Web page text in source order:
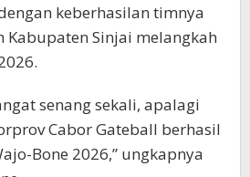
keberhasilan timnya
Kabupaten Sinjai melangkah
senang sekali, apalagi
Cabor Gateball berhasil
Bone 2026,” ungkapnya